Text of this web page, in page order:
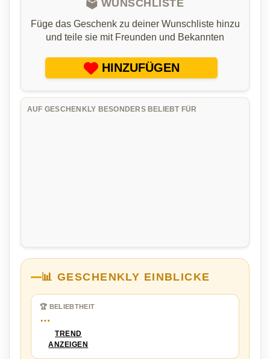
🗳️ WUNSCHLISTE
Füge das Geschenk zu deiner Wunschliste hinzu
und teile sie mit Freunden und Bekannten
HINZUFÜGEN
AUF GESCHENKLY BESONDERS BELIEBT FÜR
📊 GESCHENKLY EINBLICKE
🏆 BELIEBTHEIT
…
TREND
ANZEIGEN